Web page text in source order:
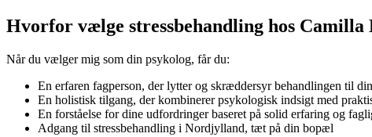
Hvorfor vælge stressbehandling hos Camilla
Når du vælger mig som din psykolog, får du:
En erfaren fagperson, der lytter og skræddersyr behandlingen til
En holistisk tilgang, der kombinerer psykologisk indsigt med
En forståelse for dine udfordringer baseret på solid erfaring og
Adgang til stressbehandling i Nordjylland, tæt på din bopæl